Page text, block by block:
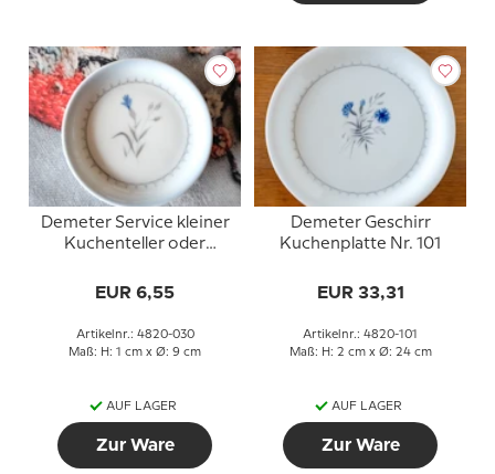
Demeter Service kleiner
Kuchenteller oder
Gröndahl Nr. 30 oder
EUR 6,55
Artikelnr.: 4820-030
Maß: H: 1 cm x Ø: 9 cm
AUF LAGER
Zur Ware
Demeter Geschirr
Kuchenplatte Nr. 101
EUR 33,31
Artikelnr.: 4820-101
Maß: H: 2 cm x Ø: 24 cm
AUF LAGER
Zur Ware